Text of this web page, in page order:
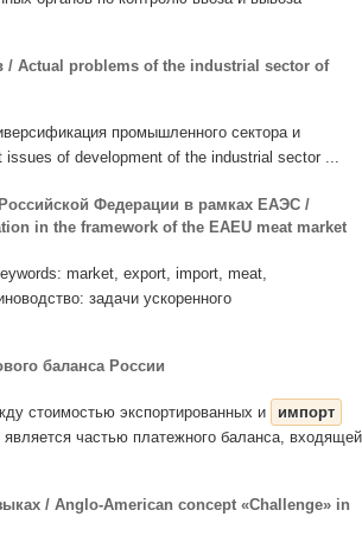
Actual problems of the industrial sector of
промышленного сектора и
of development of the industrial sector ...
Федерации в рамках ЕАЭС /
in the framework of the EAEU meat market
market, export, import, meat,
задачи ускоренного
баланса России
стоимостью экспортированных и
импорт
частью платежного баланса,
/ Anglo-American concept «Challenge» in